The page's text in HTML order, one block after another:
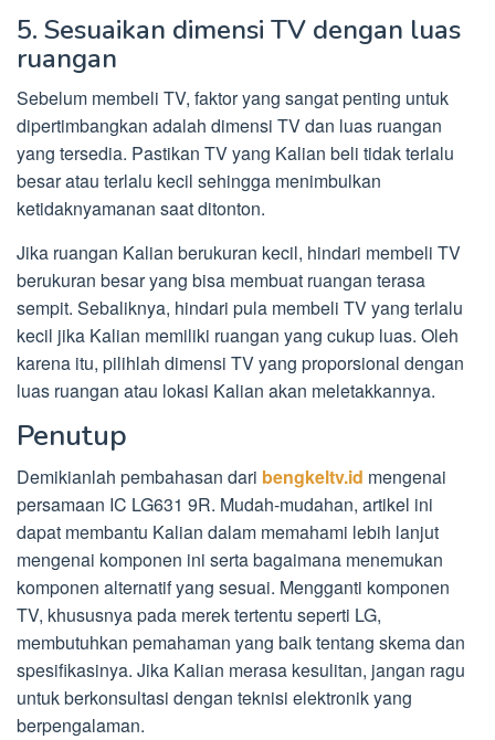
5. Sesuaikan dimensi TV dengan luas
ruangan
Sebelum membeli TV, faktor yang sangat penting untuk
dipertimbangkan adalah dimensi TV dan luas ruangan
yang tersedia. Pastikan TV yang Kalian beli tidak terlalu
besar atau terlalu kecil sehingga menimbulkan
ketidaknyamanan saat ditonton.
Jika ruangan Kalian berukuran kecil, hindari membeli TV
berukuran besar yang bisa membuat ruangan terasa
sempit. Sebaliknya, hindari pula membeli TV yang terlalu
kecil jika Kalian memiliki ruangan yang cukup luas. Oleh
karena itu, pilihlah dimensi TV yang proporsional dengan
luas ruangan atau lokasi Kalian akan meletakkannya.
Penutup
Demikianlah pembahasan dari bengkeltv.id mengenai
persamaan IC LG631 9R. Mudah-mudahan, artikel ini
dapat membantu Kalian dalam memahami lebih lanjut
mengenai komponen ini serta bagaimana menemukan
komponen alternatif yang sesuai. Mengganti komponen
TV, khususnya pada merek tertentu seperti LG,
membutuhkan pemahaman yang baik tentang skema dan
spesifikasinya. Jika Kalian merasa kesulitan, jangan ragu
untuk berkonsultasi dengan teknisi elektronik yang
berpengalaman.